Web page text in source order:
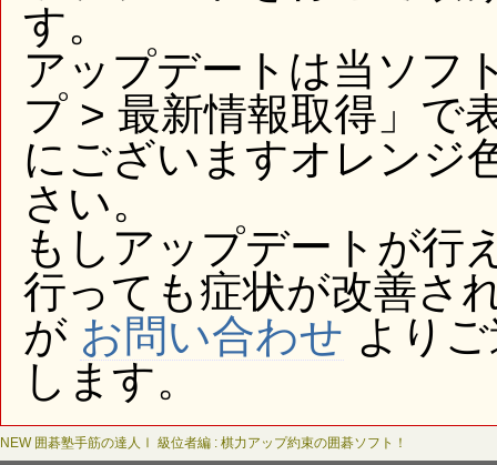
す。
アップデートは当ソフ
プ > 最新情報取得」で
にございますオレンジ
さい。
もしアップデートが行
行っても症状が改善さ
が お問い合わせ より
します。
NEW 囲碁塾手筋の達人Ⅰ 級位者編 : 棋力アップ約束の囲碁ソフト！